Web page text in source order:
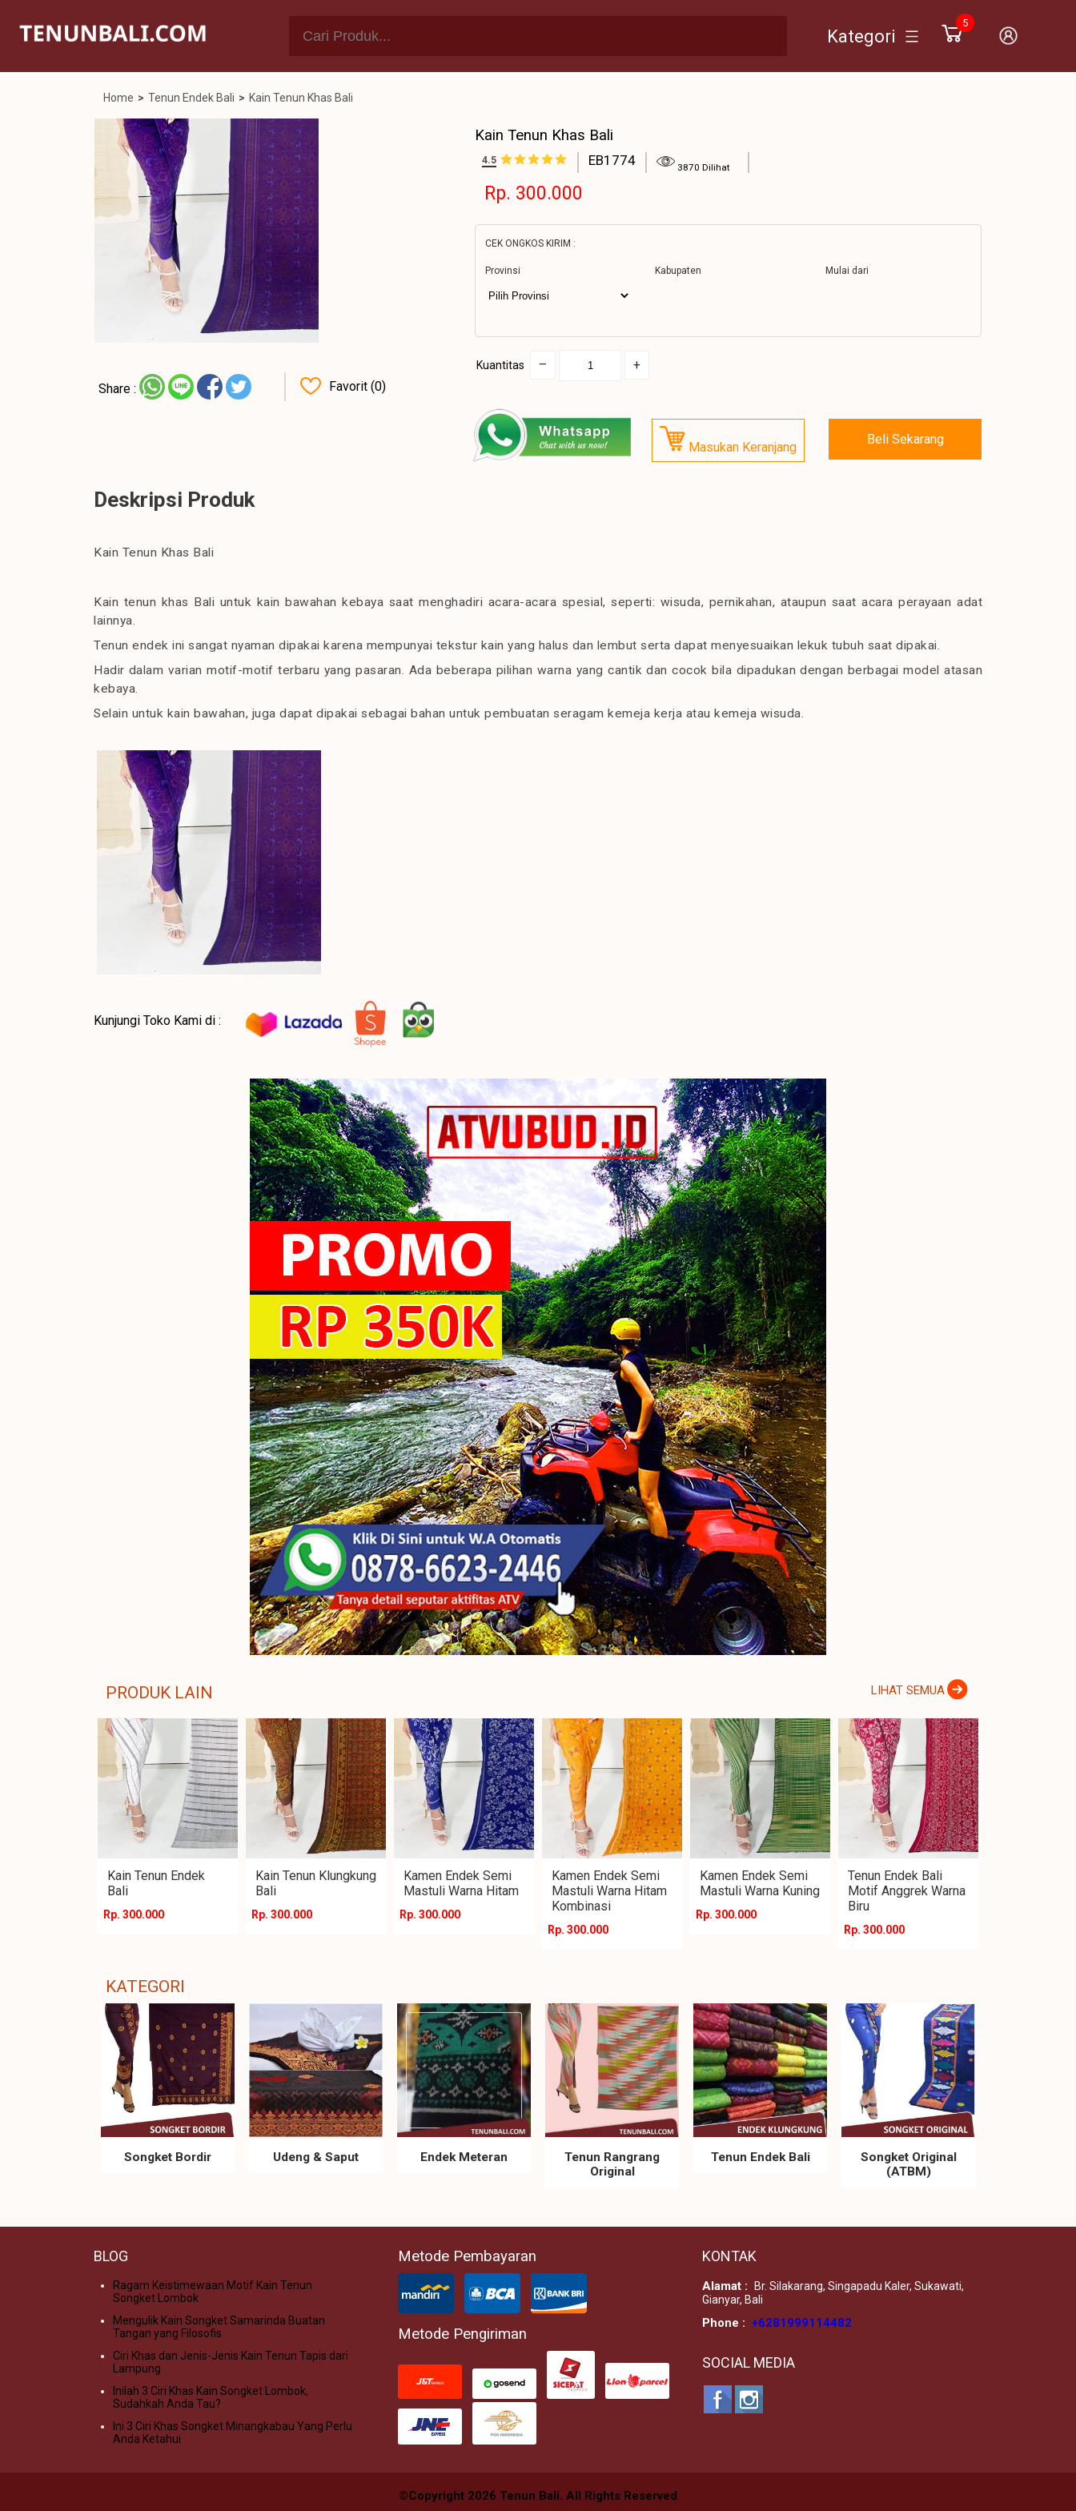
Kategori
5
Home > Tenun Endek Bali > Kain Tenun Khas Bali
Share : Favorit (0)
Kain Tenun Khas Bali
4.5 EB1774 3870 Dilihat
Rp. 300.000
CEK ONGKOS KIRIM :
Provinsi Kabupaten Mulai dari
Kuantitas – +
Masukan Keranjang
Beli Sekarang
Deskripsi Produk
Kain Tenun Khas Bali
Kain tenun khas Bali untuk kain bawahan kebaya saat menghadiri acara-acara spesial, seperti: wisuda, pernikahan, ataupun saat acara perayaan adat
lainnya.
Tenun endek ini sangat nyaman dipakai karena mempunyai tekstur kain yang halus dan lembut serta dapat menyesuaikan lekuk tubuh saat dipakai.
Hadir dalam varian motif-motif terbaru yang pasaran. Ada beberapa pilihan warna yang cantik dan cocok bila dipadukan dengan berbagai model atasan
kebaya.
Selain untuk kain bawahan, juga dapat dipakai sebagai bahan untuk pembuatan seragam kemeja kerja atau kemeja wisuda.
Kunjungi Toko Kami di :
PRODUK LAIN LIHAT SEMUA
Kain Tenun Endek
Bali
Rp. 300.000
Kain Tenun Klungkung
Bali
Rp. 300.000
Kamen Endek Semi
Mastuli Warna Hitam
Rp. 300.000
Kamen Endek Semi
Mastuli Warna Hitam
Kombinasi
Rp. 300.000
Kamen Endek Semi
Mastuli Warna Kuning
Rp. 300.000
Tenun Endek Bali
Motif Anggrek Warna
Biru
Rp. 300.000
KATEGORI
Songket Bordir Udeng & Saput Endek Meteran
Tenun Rangrang
Original
Tenun Endek Bali
Songket Original
(ATBM)
BLOG
Ragam Keistimewaan Motif Kain Tenun
Songket Lombok
Mengulik Kain Songket Samarinda Buatan
Tangan yang Filosofis
Ciri Khas dan Jenis-Jenis Kain Tenun Tapis dari
Lampung
Inilah 3 Ciri Khas Kain Songket Lombok,
Sudahkah Anda Tau?
Ini 3 Ciri Khas Songket Minangkabau Yang Perlu
Anda Ketahui
Metode Pembayaran
Metode Pengiriman
KONTAK
Alamat :
Br. Silakarang, Singapadu Kaler, Sukawati,
Gianyar, Bali
Phone : +6281999114482
SOCIAL MEDIA
©Copyright 2026 Tenun Bali. All Rights Reserved